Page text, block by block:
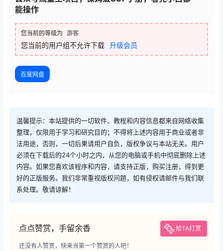
能操作
您当前的等级为 游客
您当前的用户组不允许下载 升级会员
百度网盘
温馨提示：本站提供的一切软件、教程和内容信息都来自网络收集
整理，仅限用于学习和研究目的；不得将上述内容用于商业或者非
法用途，否则，一切后果请用户自负，版权争议与本站无关。用户
必须在下载后的24个小时之内，从您的电脑或手机中彻底删除上述
内容。如果您喜欢该程序和内容，请支持正版，购买注册，得到更
好的正版服务。我们非常重视版权问题，如有侵权请邮件与我们联
系处理。敬请谅解！
点点赞赏，手留余香 给TA打赏
还没有人赞赏，快来当第一个赞赏的人吧！